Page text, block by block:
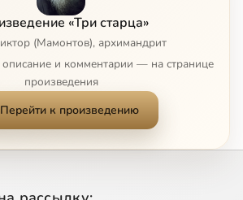
7:34
"Отец Пустыни". Архимандрит Таврион (Батозский). Часть 2 11:47
«Три старца»
(Мамонтов), архимандрит
и комментарии — на странице
произведения
Перейти к произведению